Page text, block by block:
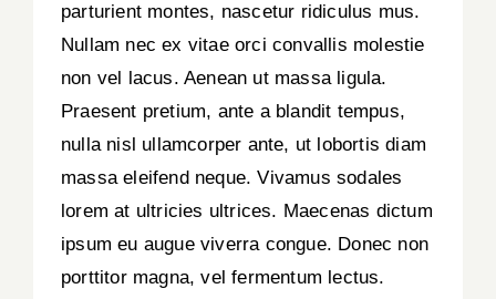
parturient montes, nascetur ridiculus mus.
Nullam nec ex vitae orci convallis molestie
non vel lacus. Aenean ut massa ligula.
Praesent pretium, ante a blandit tempus,
nulla nisl ullamcorper ante, ut lobortis diam
massa eleifend neque. Vivamus sodales
lorem at ultricies ultrices. Maecenas dictum
ipsum eu augue viverra congue. Donec non
porttitor magna, vel fermentum lectus.